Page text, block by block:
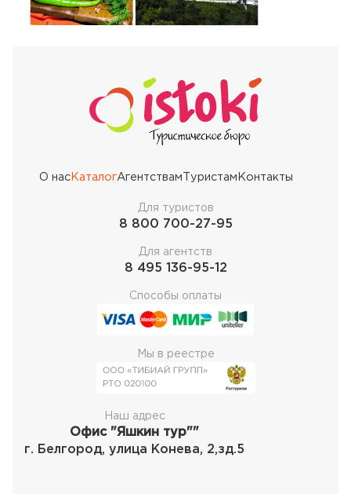
О насКаталогАгентствам Туристам Контакты
Для туристов
8 800 700-27-95
Для агентств
8 495 136-95-12
Способы оплаты
Мы в реестре
Наш адрес
Офис "Яшкин тур""
г. Белгород, улица Конева, 2,зд.5